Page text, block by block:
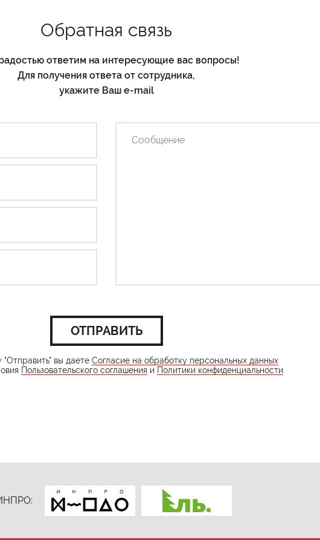
Обратная связь
ответим на интересующие вас вопросы!
Для получения ответа от сотрудника,
укажите Ваш e-mail
ОТПРАВИТЬ
вы даете Согласие на обработку персональных данных
Пользовательского соглашения и Политики конфиденциальности